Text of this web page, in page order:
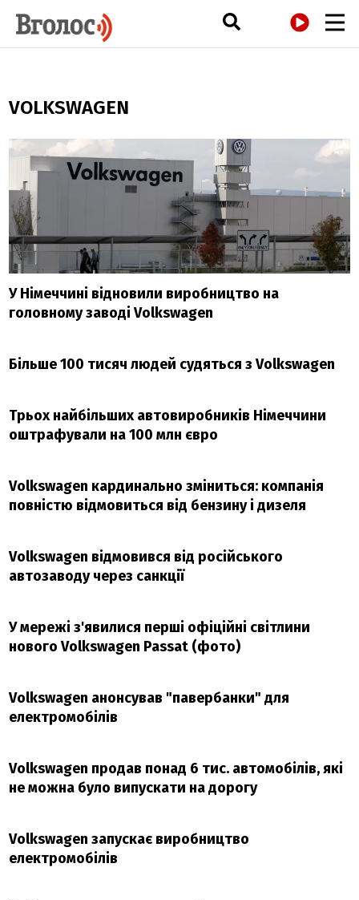
VOLKSWAGEN
У Німеччині відновили виробництво на
головному заводі Volkswagen
Більше 100 тисяч людей судяться з Volkswagen
Трьох найбільших автовиробників Німеччини
оштрафували на 100 млн євро
Volkswagen кардинально зміниться: компанія
повністю відмовиться від бензину і дизеля
Volkswagen відмовився від російського
автозаводу через санкції
У мережі з'явилися перші офіційні світлини
нового Volkswagen Passat (фото)
Volkswagen анонсував "павербанки" для
електромобілів
Volkswagen продав понад 6 тис. автомобілів, які
не можна було випускати на дорогу
Volkswagen запускає виробництво
електромобілів